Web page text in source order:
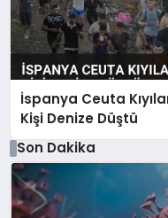
İspanya Ceuta
Kişi Denize Düştü
Son Dakika